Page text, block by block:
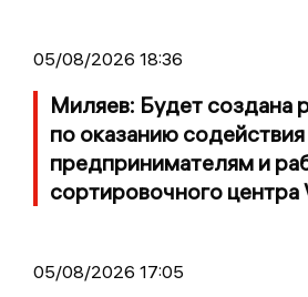
05/08/2026 18:36
Миляев: Будет создана
по оказанию содействия
предпринимателям и
сортировочного центра
05/08/2026 17:05